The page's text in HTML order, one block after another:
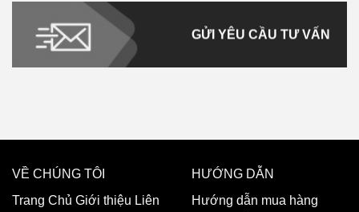
GỬI YÊU CẦU TƯ VẤN
VỀ CHÚNG TÔI
Trang Chủ Giới thiệu Liên
HƯỚNG DẪN
Hướng dẫn mua hàng